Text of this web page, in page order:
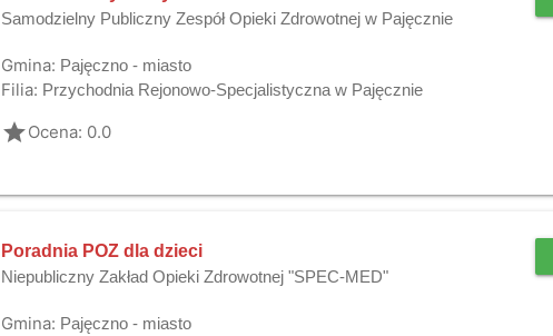
Samodzielny Publiczny Zespół Opieki Zdrowotnej w Pajęcznie
Gmina: Pajęczno - miasto
Filia: Przychodnia Rejonowo-Specjalistyczna w Pajęcznie
gradeOcena: 0.0
Poradnia POZ dla dzieci
Niepubliczny Zakład Opieki Zdrowotnej "SPEC-MED"
Gmina: Pajęczno - miasto